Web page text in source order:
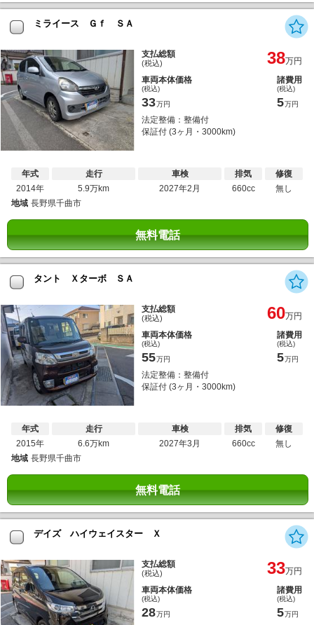
ミライース Ｇｆ ＳＡ
支払総額
(税込) 38万円
車両本体価格
(税込)
33万円
諸費用
(税込)
5万円
法定整備：整備付
保証付 (3ヶ月・3000km)
年式
2014年
走行
5.9万km
車検
2027年2月
排気
660cc
修復
無し
地域 長野県千曲市
無料電話
タント Ｘターボ ＳＡ
支払総額
(税込) 60万円
車両本体価格
(税込)
55万円
諸費用
(税込)
5万円
法定整備：整備付
保証付 (3ヶ月・3000km)
年式
2015年
走行
6.6万km
車検
2027年3月
排気
660cc
修復
無し
地域 長野県千曲市
無料電話
デイズ ハイウェイスター Ｘ
支払総額
(税込) 33万円
車両本体価格
(税込)
28万円
諸費用
(税込)
5万円